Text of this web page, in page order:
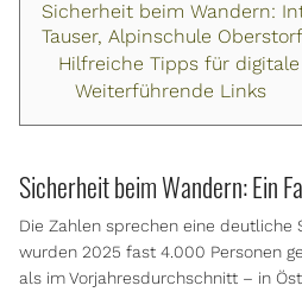
Sicherheit beim Wandern:
Tauser, Alpinschule Oberstorf
Hilfreiche Tipps für
Weiterführende Links
Sicherheit beim Wandern: Ein
Die Zahlen sprechen eine deutliche
wurden 2025 fast 4.000 Personen
als im Vorjahresdurchschnitt – in